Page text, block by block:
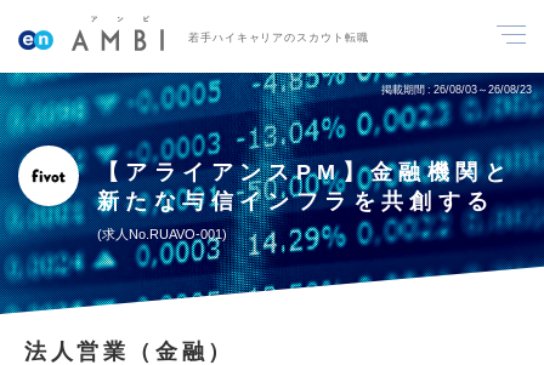
若手ハイキャリアのスカウト転職
掲載期間 26/08/03～26/08/23
【アライアンスPM】金融機関と
新たな与信インフラを共創する
求人No.RUAVO-001
法人営業（金融）